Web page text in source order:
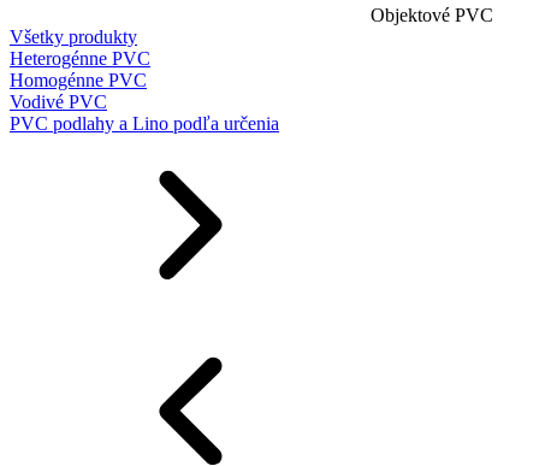
Objektové PVC
Všetky produkty
Heterogénne PVC
Homogénne PVC
Vodivé PVC
PVC podlahy a Lino podľa určenia